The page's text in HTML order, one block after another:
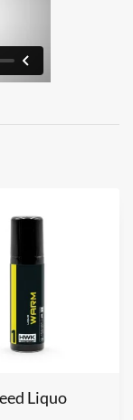
Liquo